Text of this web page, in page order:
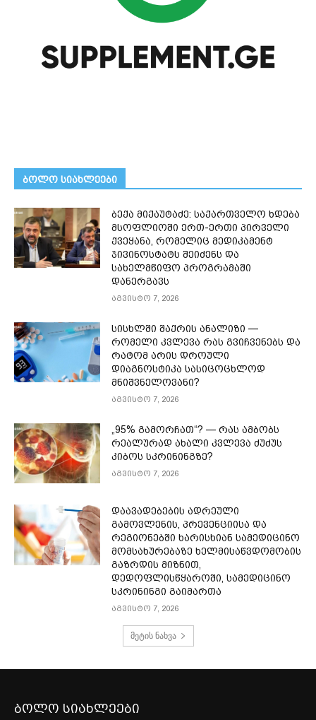
ᲑᲝᲚᲝ ᲡᲘᲐᲮᲚᲔᲔᲑᲘ
ბექა მიქაუტაძე: საქართველო ხდება
მსოფლიოში ერთ-ერთი პირველი
ქვეყანა, რომელიც მედიკამენტ
ჯივინოსტატს შეიძენს და
სახელმწიფო პროგრამაში
დანერგავს
აგვისტო 7, 2026
სისხლში შაქრის ანალიზი —
რომელი კვლევა რას გვიჩვენებს და
რატომ არის დროული
დიაგნოსტიკა სასიცოცხლოდ
მნიშვნელოვანი?
აგვისტო 7, 2026
„95% გამორჩათ“? — რას ამბობს
რეალურად ახალი კვლევა ძუძუს
კიბოს სკრინინგზე?
აგვისტო 7, 2026
დაავადებების ადრეული
გამოვლენის, პრევენციისა და
რეგიონებში ხარისხიან სამედიცინო
მომსახურებაზე ხელმისაწვდომობის
გაზრდის მიზნით,
დედოფლისწყაროში, სამედიცინო
სკრინინგი გაიმართა
აგვისტო 7, 2026
მეტის ნახვა
ბოლო სიახლეები